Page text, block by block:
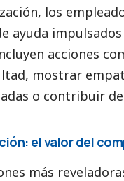
los
ayuda
acciones
mostrar
o contribuir
el valor del
más